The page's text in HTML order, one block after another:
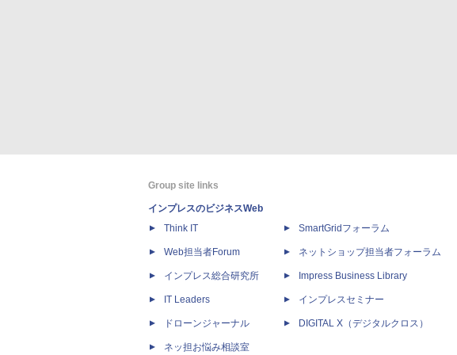
Group site links
インプレスのビジネスWeb
Think IT
Web担当者Forum
インプレス総合研究所
IT Leaders
ドローンジャーナル
ネッ担お悩み相談室
SmartGridフォーラム
ネットショップ担当者フォーラム
Impress Business Library
インプレスセミナー
DIGITAL X（デジタルクロス）